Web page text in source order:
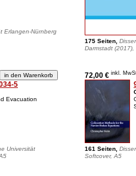
Erlangen-Nürnberg
5
Evacuation
Universität
175 Seiten,
Darmstadt (2017),
72,00 € inkl.
161 Seiten,
Softcover, A5